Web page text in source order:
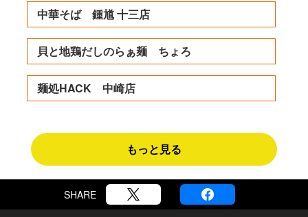
中華そば 鍾馗 十三店
貝と地鶏だしのらぁ麺 ちょろ
麺処HACK 中崎店
もっと見る
SHARE